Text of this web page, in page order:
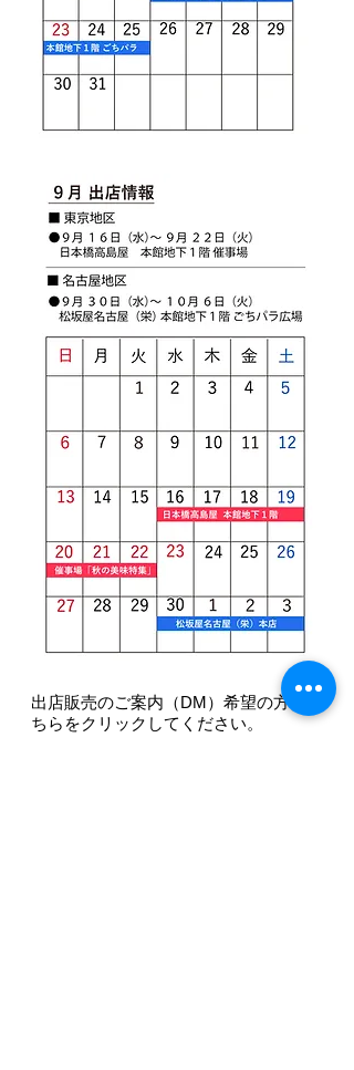
​出店販売のご案内（DM）希望の方はこ
ちらをクリックしてください。